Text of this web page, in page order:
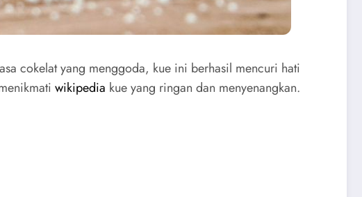
cokelat yang menggoda, kue ini berhasil mencuri hati
wikipedia kue yang ringan dan menyenangkan.